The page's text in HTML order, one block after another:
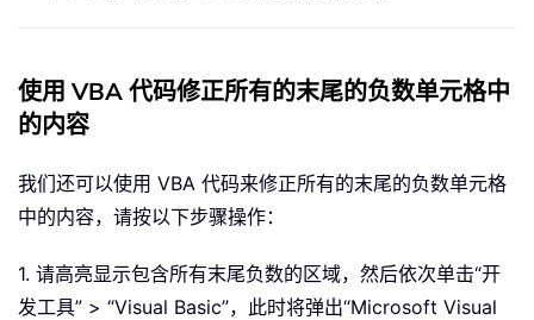
使用 VBA 代码修正所有的末尾的负数单元格中
的内容
我们还可以使用 VBA 代码来修正所有的末尾的负数单元格
中的内容，请按以下步骤操作：
1. 请高亮显示包含所有末尾负数的区域，然后依次单击“开
发工具” > “Visual Basic”，此时将弹出“Microsoft Visual